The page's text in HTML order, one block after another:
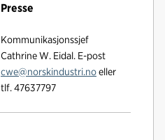
Presse
Kommunikasjonssjef
Cathrine W. Eidal. E-post
cwe@norskindustri.noeller
tlf. 47637797